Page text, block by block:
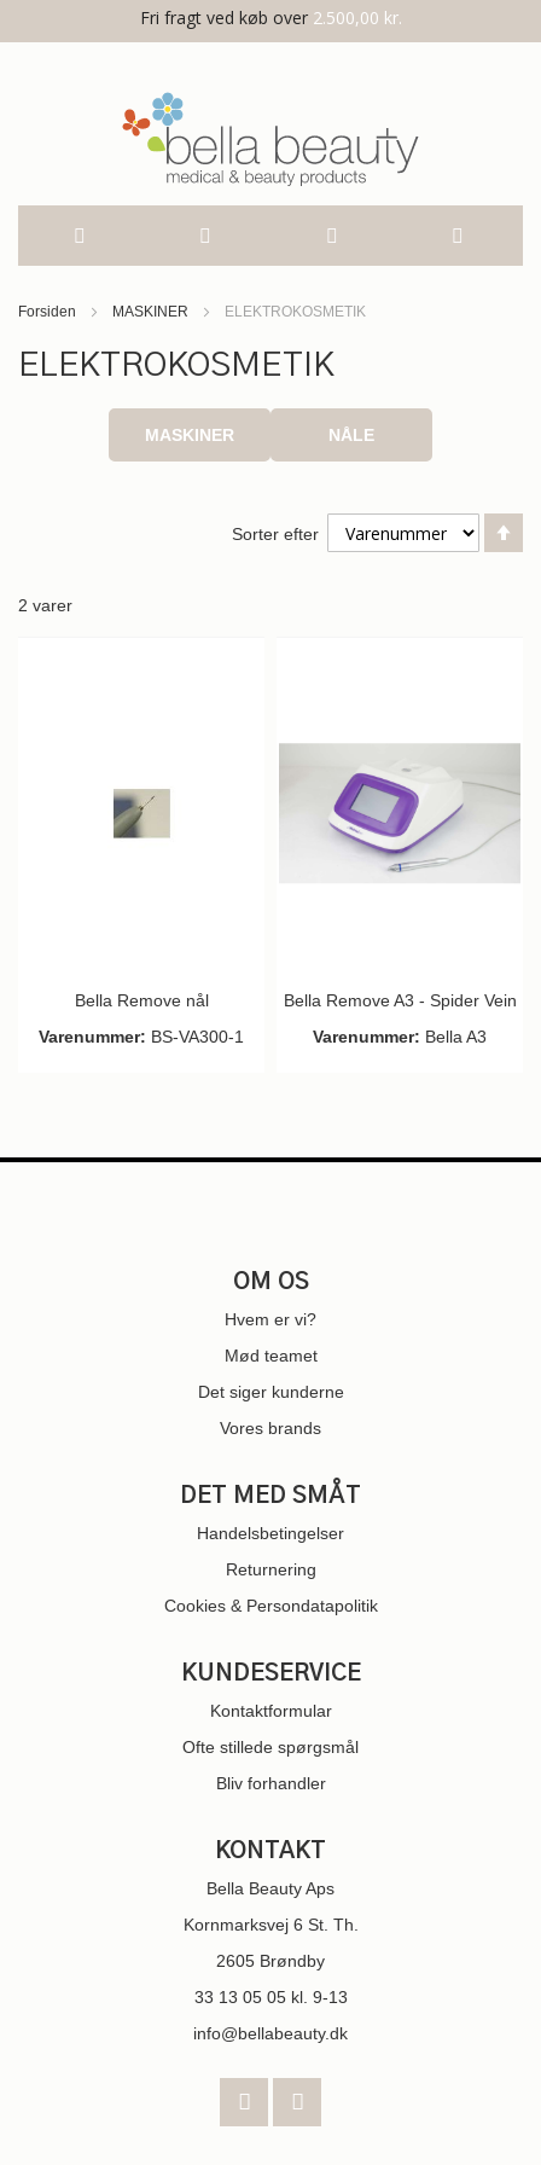
Fri fragt ved køb over 2.500,00 kr.
Forsiden MASKINER ELEKTROKOSMETIK
ELEKTROKOSMETIK
MASKINER NÅLE
2 varer
Sorter efter
Bella Remove nål
Varenummer: BS-VA300-1
Bella Remove A3 - Spider Vein
Varenummer: Bella A3
OM OS
Hvem er vi?
Mød teamet
Det siger kunderne
Vores brands
DET MED SMÅT
Handelsbetingelser
Returnering
Cookies & Persondatapolitik
KUNDESERVICE
Kontaktformular
Ofte stillede spørgsmål
Bliv forhandler
KONTAKT
Bella Beauty Aps
Kornmarksvej 6 St. Th.
2605 Brøndby
33 13 05 05kl. 9-13
info@bellabeauty.dk